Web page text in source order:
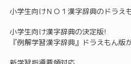
小学生向けＮＯ１漢字辞典のドラえ
小学生向け漢字辞典の決定版!
『例解学習漢字辞典』ドラえもん版